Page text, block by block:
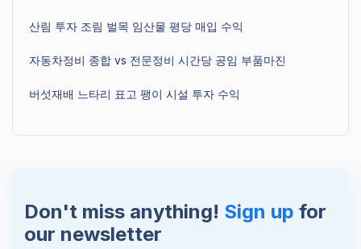
산림 투자 조림 벌목 임산물 평당 매입 수익
자동차정비 종합 vs 전문정비 시간당 공임 부품마진
버섯재배 느타리 표고 팽이 시설 투자 수익
Don't miss anything! Sign up for
our newsletter